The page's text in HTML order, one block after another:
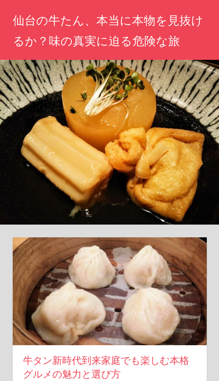
ツ
へ
ス
キ
ッ
仙台の牛たん、本当に本物を見抜け
るか？味の真実に迫る危険な旅
実
の
味
を
求
仙
冒
険
が
こ
こ
に！
牛タン新時代到来家庭でも楽しむ本格
グルメの魅力と選び方